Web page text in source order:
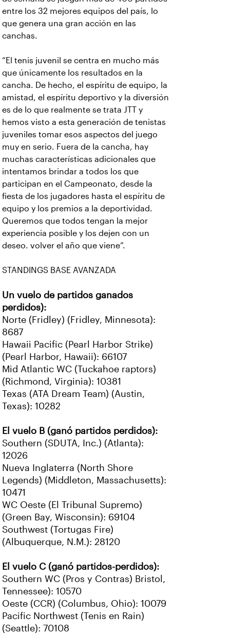
entre los 32 mejores equipos del país, lo
que genera una gran acción en las
canchas.
“El tenis juvenil se centra en mucho más
que únicamente los resultados en la
cancha. De hecho, el espíritu de equipo, la
amistad, el espíritu deportivo y la diversión
es de lo que realmente se trata JTT y
hemos visto a esta generación de tenistas
juveniles tomar esos aspectos del juego
muy en serio. Fuera de la cancha, hay
muchas características adicionales que
intentamos brindar a todos los que
participan en el Campeonato, desde la
fiesta de los jugadores hasta el espíritu de
equipo y los premios a la deportividad.
Queremos que todos tengan la mejor
experiencia posible y los dejen con un
deseo. volver el año que viene”.
STANDINGS BASE AVANZADA
Un vuelo de partidos ganados
perdidos):
Norte (Fridley) (Fridley, Minnesota):
8687
Hawaii Pacific (Pearl Harbor Strike)
(Pearl Harbor, Hawaii): 66107
Mid Atlantic WC (Tuckahoe raptors)
(Richmond, Virginia): 10381
Texas (ATA Dream Team) (Austin,
Texas): 10282
El vuelo B (ganó partidos perdidos):
Southern (SDUTA, Inc.) (Atlanta):
12026
Nueva Inglaterra (North Shore
Legends) (Middleton, Massachusetts):
10471
WC Oeste (El Tribunal Supremo)
(Green Bay, Wisconsin): 69104
Southwest (Tortugas Fire)
(Albuquerque, N.M.): 28120
El vuelo C (ganó partidos-perdidos):
Southern WC (Pros y Contras) Bristol,
Tennessee): 10570
Oeste (CCR) (Columbus, Ohio): 10079
Pacific Northwest (Tenis en Rain)
(Seattle): 70108